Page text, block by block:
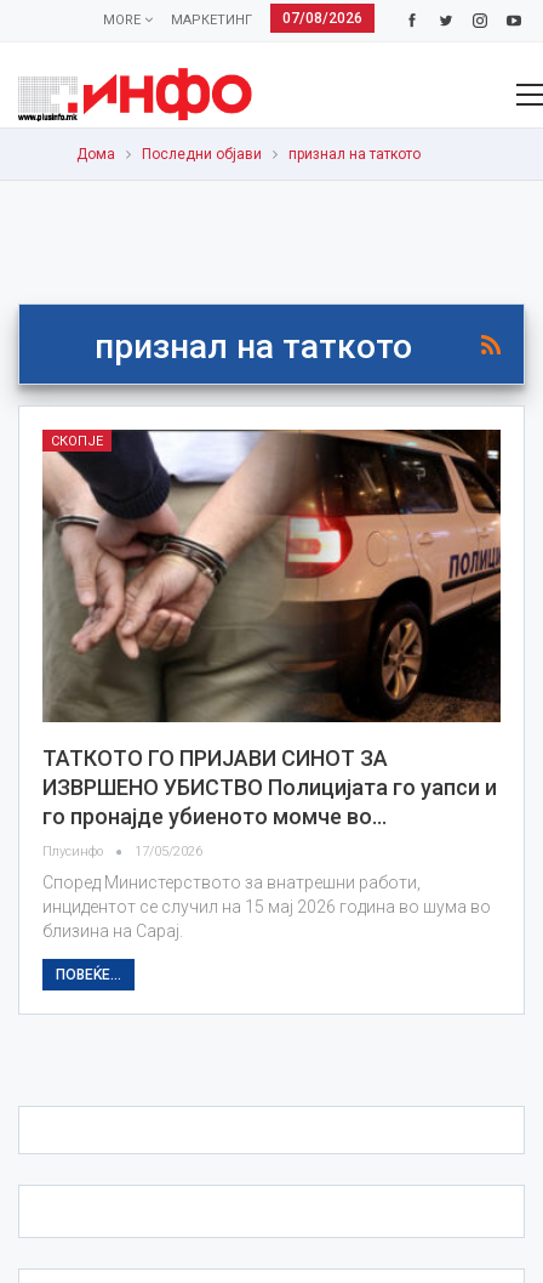
07/08/2026
МАРКЕТИНГ
MORE
Дома Последни објави признал на таткото
признал на таткото
СКОПЈЕ
ТАТКОТО ГО ПРИЈАВИ СИНОТ ЗА
ИЗВРШЕНО УБИСТВО Полицијата го уапси и
го пронајде убиеното момче во…
Плусинфо 17/05/2026
Според Министерството за внатрешни работи,
инцидентот се случил на 15 мај 2026 година во шума во
близина на Сарај.
ПОВЕЌЕ...